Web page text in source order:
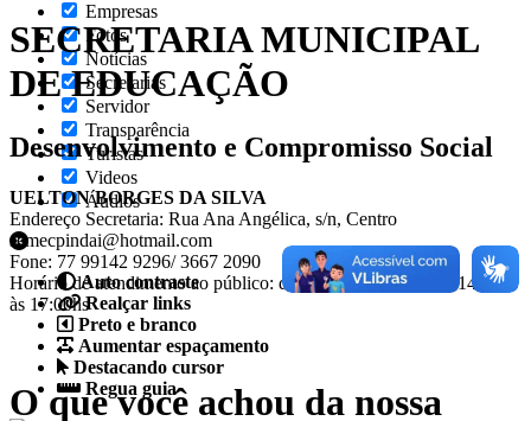
Empresas
Fotos
Notícias
Secretarias
Servidor
Transparência
Turistas
Videos
Áudios
Auto contraste
Realçar links
Preto e branco
Aumentar espaçamento
Destacando cursor
Regua guia
SECRETARIA MUNICIPAL
DE EDUCAÇÃO
Desenvolvimento e Compromisso Social
UELTON BORGES DA SILVA
Endereço Secretaria: Rua Ana Angélica, s/n, Centro
semecpindai@hotmail.com
Fone: 77 99142 9296/ 3667 2090
Horário de atendimento ao público: de 07:00hs às 12:00hs e14:00hs
às 17:00hs
O que você achou da nossa